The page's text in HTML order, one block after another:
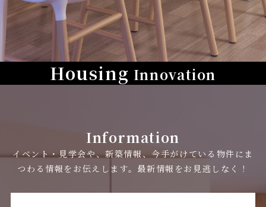
Housing Innovation
Information
イベント・見学会や、新築情報、今手がけている物件にま
つわる情報をお伝えします。最新情報をお見逃しなく！